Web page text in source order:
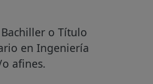
Bachiller o Título
en Ingeniería
afines.